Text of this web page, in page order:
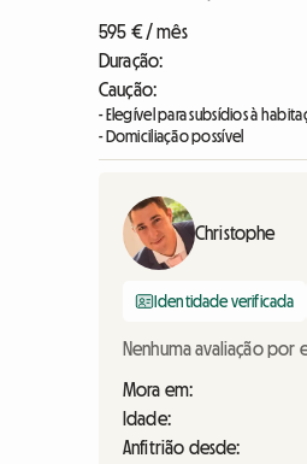
595 € / mês
Duração:
Caução:
- Elegível para subsídios à
- Domiciliação possível
Christophe
Identidade verificada
Nenhuma avaliação por
Mora em:
Idade:
Anfitrião desde: